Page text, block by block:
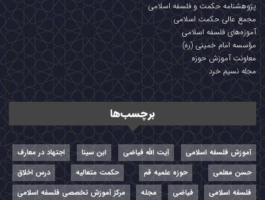
پژوهشنامه حکمت و فلسفه اسلامی
مجمع عالی حکمت اسلامی
آموزه‌های فلسفه اسلامی
مؤسسه امام خمینی (ره)
معاونت آموزش حوزه
مجله نسیم خرد
برچسب‌ها
آموزش فلسفه اسلامی آیت الله فیاضی ابن سینا
اجتهاد در معارف
حسن معلمی
حوزه علمیه قم حکمت متعالیه
درس اخلاق
فلسفه اسلامی
فیاضی مجله مرکز آموزش تخصصی فلسفه اسلامی